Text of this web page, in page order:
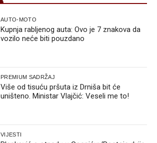
AUTO-MOTO
Kupnja rabljenog auta: Ovo je 7 znakova da
vozilo neće biti pouzdano
PREMIUM SADRŽAJ
Više od tisuću pršuta iz Drniša bit će
uništeno. Ministar Vlajčić: Veseli me to!
VIJESTI